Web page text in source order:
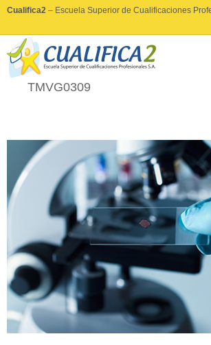
Cualifica2 – Escuela Superior de Cualificaciones
TMVG0309